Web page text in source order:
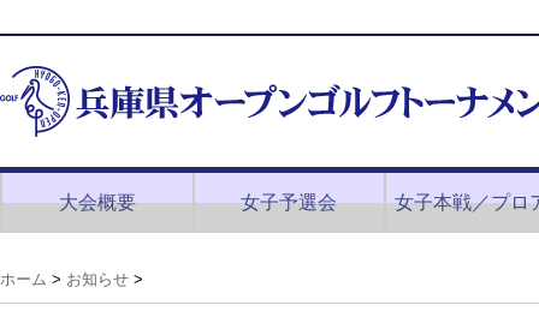
大会概要 女子予選会 女子本戦／プロ
ホーム > お知らせ >